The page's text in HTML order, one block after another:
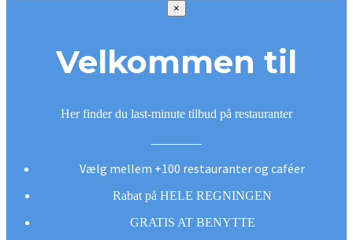
×
Velkommen til
Her finder du last-minute tilbud på restauranter
Vælg mellem +100 restauranter og caféer
Rabat på HELE REGNINGEN
GRATIS AT BENYTTE